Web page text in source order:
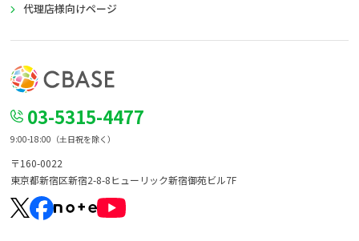
代理店様向けページ
03-5315-4477
9:00-18:00（土日祝を除く）
〒160-0022
東京都新宿区新宿2-8-8ヒューリック新宿御苑ビル7F